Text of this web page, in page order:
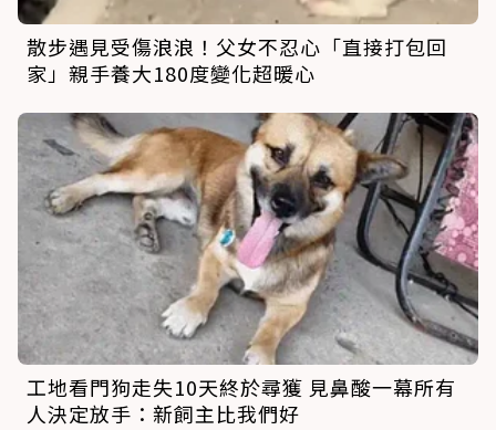
散步遇見受傷浪浪！父女不忍心「直接打包回
家」親手養大180度變化超暖心
工地看門狗走失10天終於尋獲 見鼻酸一幕所有
人決定放手：新飼主比我們好